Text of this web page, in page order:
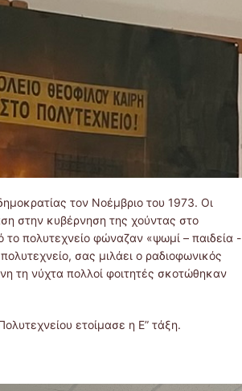
τον Νοέμβριο του 1973. Οι
στην κυβέρνηση της χούντας στο
πολυτεχνείο φώναζαν «ψωμί – παιδεία -
σας μιλάει ο ραδιοφωνικός
τη νύχτα πολλοί φοιτητές σκοτώθηκαν
ετοίμασε η Ε” τάξη.